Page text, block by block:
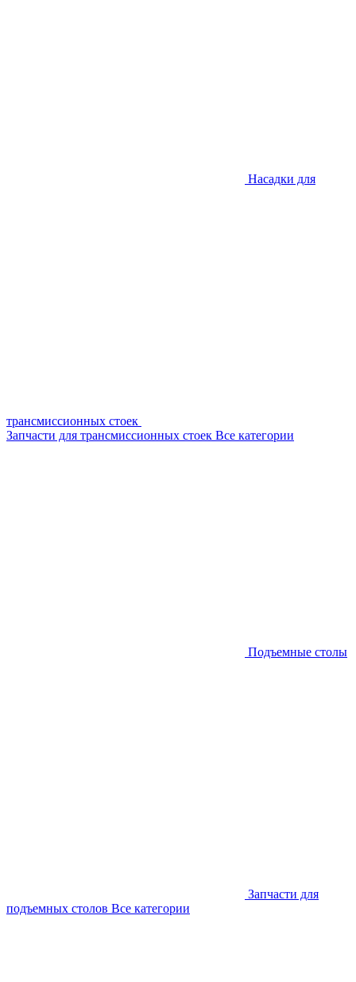
Насадки для
трансмиссионных стоек
Запчасти для трансмиссионных стоек Все категории
Подъемные столы
Запчасти для
подъемных столов Все категории